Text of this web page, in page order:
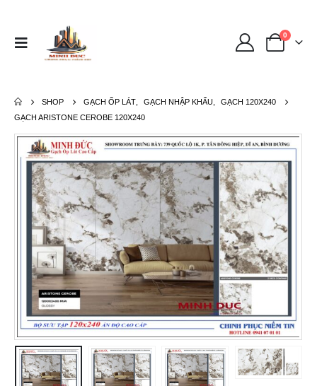
0
SHOP GẠCH ỐP LÁT, GẠCH NHẬP KHẨU,
GẠCH 120X240
GẠCH ARISTONE CEROBE 120X240